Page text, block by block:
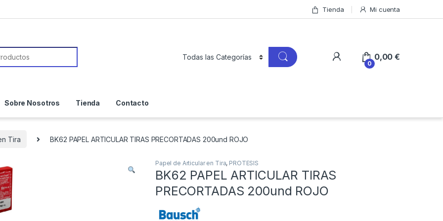
Tienda Mi cuenta
0
0,00€
Sobre Nosotros Tienda Contacto
Tira BK62 PAPEL ARTICULAR TIRAS PRECORTADAS 200und ROJO
Papel de Articular en Tira, PROTESIS
BK62 PAPEL ARTICULAR TIRAS
PRECORTADAS 200und ROJO